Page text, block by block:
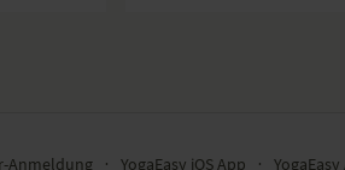
Anmeldung ∙ YogaEasy iOS App ∙